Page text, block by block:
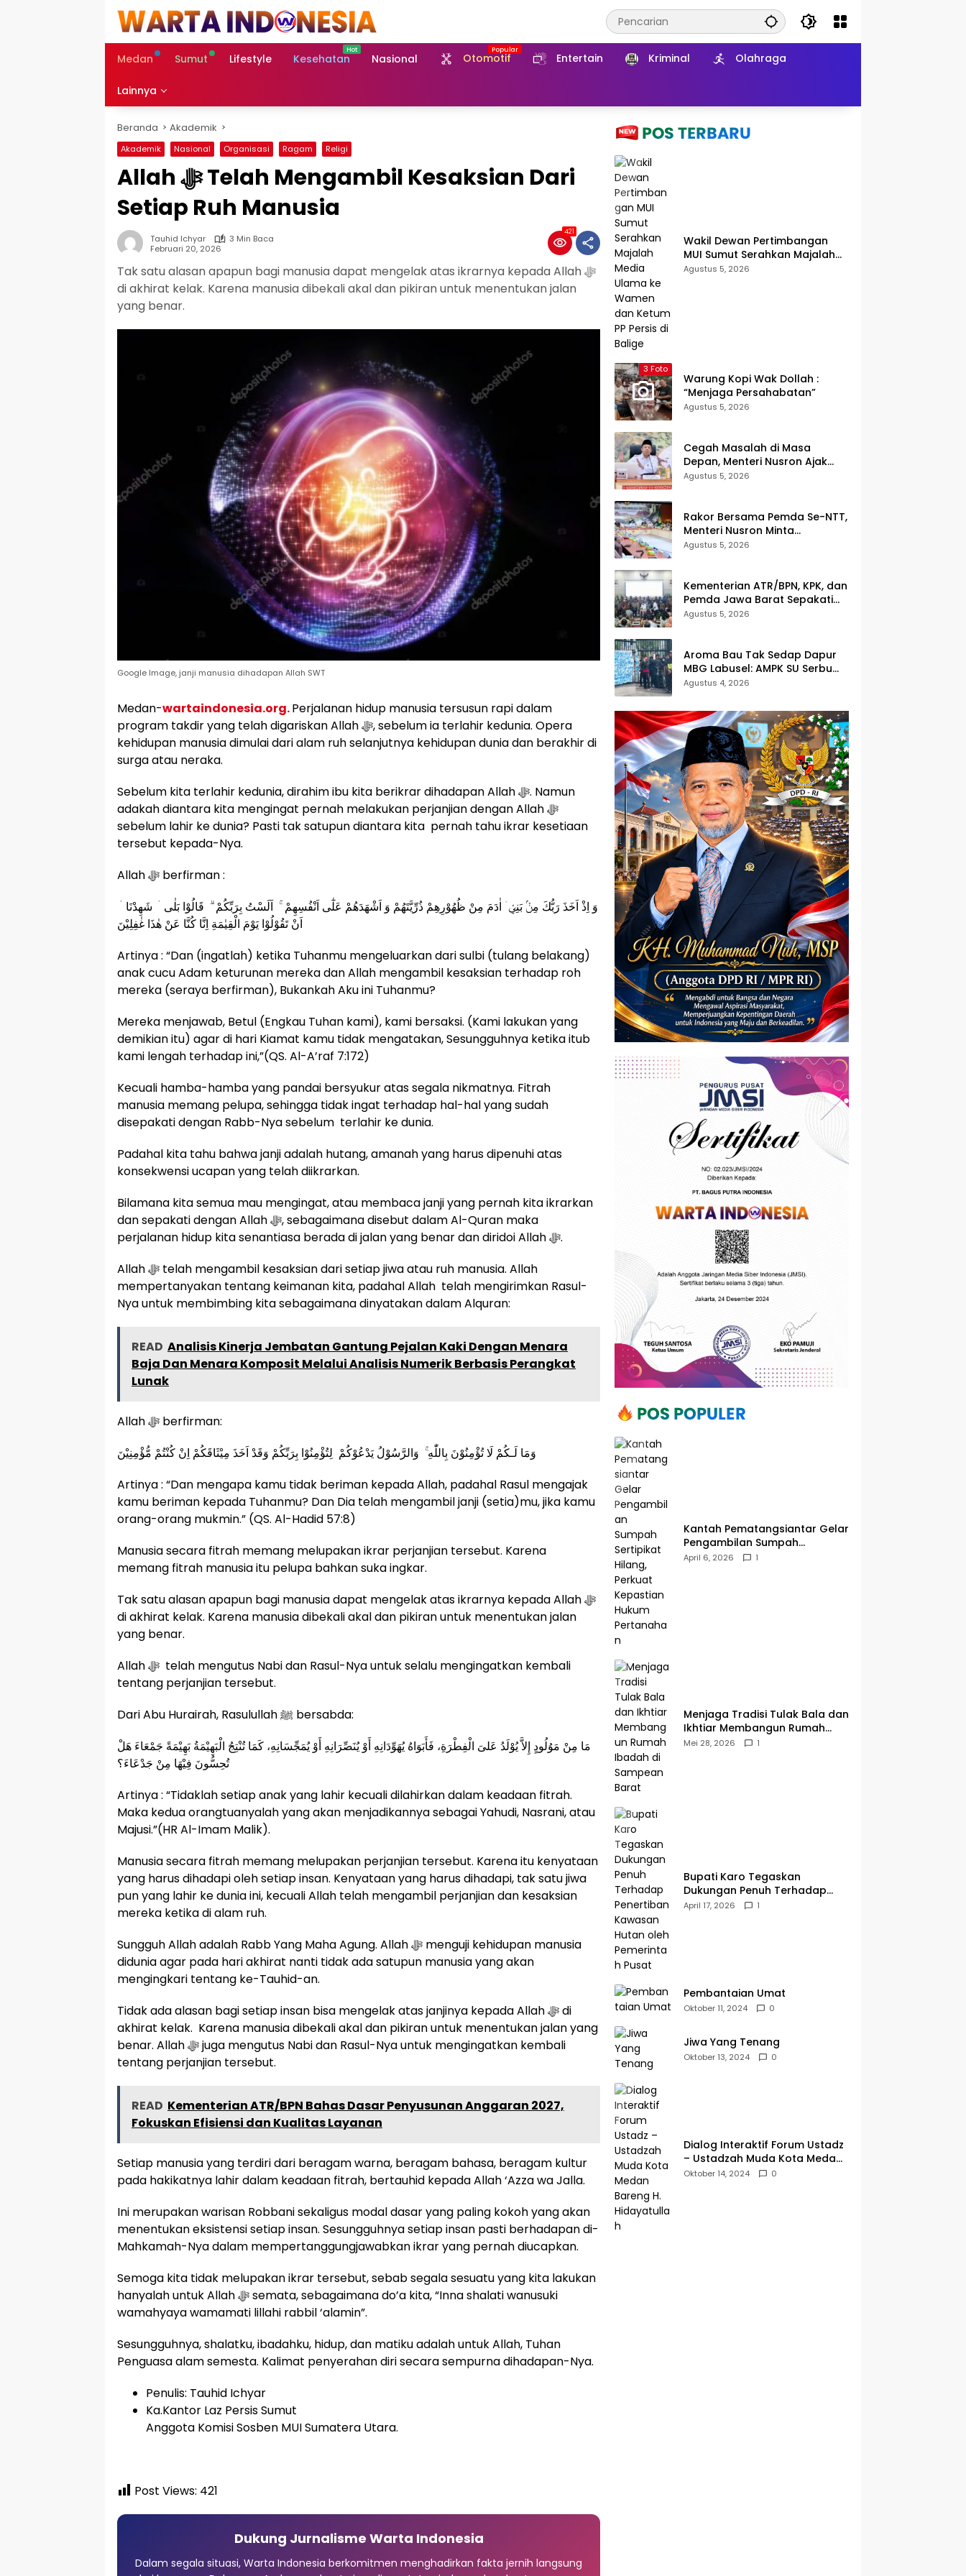
Medan
Sumut Lifestyle Kesehatan Nasional Otomotif Entertain Kriminal Olahraga
Lainnya
Beranda Akademik
Akademik Nasional Organisasi Ragam Religi
Allah ﷻ Telah Mengambil Kesaksian Dari
Setiap Ruh Manusia
Tauhid Ichyar
3 Min Baca
Februari 20, 2026
421
Tak satu alasan apapun bagi manusia dapat mengelak atas ikrarnya kepada Allah ﷻ
di akhirat kelak. Karena manusia dibekali akal dan pikiran untuk menentukan jalan
yang benar.
Google Image, janji manusia dihadapan Allah SWT
Medan-wartaindonesia.org.Perjalanan hidup manusia tersusun rapi dalam
program takdir yang telah digariskan Allah ﷻ, sebelum ia terlahir kedunia. Opera
kehidupan manusia dimulai dari alam ruh selanjutnya kehidupan dunia dan berakhir di
surga atau neraka.
Sebelum kita terlahir kedunia, dirahim ibu kita berikrar dihadapan Allah ﷻ. Namun
adakah diantara kita mengingat pernah melakukan perjanjian dengan Allah ﷻ
sebelum lahir ke dunia? Pasti tak satupun diantara kita pernah tahu ikrar kesetiaan
tersebut kepada-Nya.
Allah ﷻ berfirman :
وَ اِذْ اَخَذَ رَبُّكَ مِنْۢ بَنِيْۤ اٰدَمَ مِنْ ظُهُوْرِهِمْ ذُرِّيَّتَهُمْ وَ اَشْهَدَهُمْ عَلٰٓى اَنْفُسِهِمْ ۚ اَلَسْتُ بِرَبِّكُمْ ۗ قَالُوْا بَلٰى ۛ شَهِدْنَا ۛ
اَنْ تَقُوْلُوْا يَوْمَ الْقِيٰمَةِ اِنَّا كُنَّا عَنْ هٰذَا غٰفِلِيْنَ
Artinya : “Dan (ingatlah) ketika Tuhanmu mengeluarkan dari sulbi (tulang belakang)
anak cucu Adam keturunan mereka dan Allah mengambil kesaksian terhadap roh
mereka (seraya berfirman), Bukankah Aku ini Tuhanmu?
Mereka menjawab, Betul (Engkau Tuhan kami), kami bersaksi. (Kami lakukan yang
demikian itu) agar di hari Kiamat kamu tidak mengatakan, Sesungguhnya ketika itub
kami lengah terhadap ini,”(QS. Al-A’raf 7:172)
Kecuali hamba-hamba yang pandai bersyukur atas segala nikmatnya. Fitrah
manusia memang pelupa, sehingga tidak ingat terhadap hal-hal yang sudah
disepakati dengan Rabb-Nya sebelum terlahir ke dunia.
Padahal kita tahu bahwa janji adalah hutang, amanah yang harus dipenuhi atas
konsekwensi ucapan yang telah diikrarkan.
Bilamana kita semua mau mengingat, atau membaca janji yang pernah kita ikrarkan
dan sepakati dengan Allah ﷻ, sebagaimana disebut dalam Al-Quran maka
perjalanan hidup kita senantiasa berada di jalan yang benar dan diridoi Allah ﷻ.
Allah ﷻ telah mengambil kesaksian dari setiap jiwa atau ruh manusia. Allah
mempertanyakan tentang keimanan kita, padahal Allah telah mengirimkan Rasul-
Nya untuk membimbing kita sebagaimana dinyatakan dalam Alquran:
READ Analisis Kinerja Jembatan Gantung Pejalan Kaki Dengan Menara
Baja Dan Menara Komposit Melalui Analisis Numerik Berbasis Perangkat
Lunak
Allah ﷻ berfirman:
وَمَا لَـكُمْ لَا تُؤْمِنُوْنَ بِاللّٰهِ ۚ وَالرَّسُوْلُ يَدْعُوْكُمْ لِتُؤْمِنُوْا بِرَبِّكُمْ وَقَدْ اَخَذَ مِيْثَاقَكُمْ اِنْ كُنْتُمْ مُّؤْمِنِيْنَ
Artinya : “Dan mengapa kamu tidak beriman kepada Allah, padahal Rasul mengajak
kamu beriman kepada Tuhanmu? Dan Dia telah mengambil janji (setia)mu, jika kamu
orang-orang mukmin.” (QS. Al-Hadid 57:8)
Manusia secara fitrah memang melupakan ikrar perjanjian tersebut. Karena
memang fitrah manusia itu pelupa bahkan suka ingkar.
Tak satu alasan apapun bagi manusia dapat mengelak atas ikrarnya kepada Allah ﷻ
di akhirat kelak. Karena manusia dibekali akal dan pikiran untuk menentukan jalan
yang benar.
Allah ﷻ telah mengutus Nabi dan Rasul-Nya untuk selalu mengingatkan kembali
tentang perjanjian tersebut.
Dari Abu Hurairah, Rasulullah ﷺ bersabda:
مَا مِنْ مَوُلُودٍ إِلاَّ يُوْلَدُ عَلىَ الْفِطْرَةِ، فَأَبَوَاهُ يُهَوِّدَانِهِ أَوْ يُنَصِّرَانِهِ أَوْ يُمَجِّسَانِهِ، كَمَا تُنْتِجُ الْبَهِيْمَةُ بَهِيْمَةً جَمْعَاءَ هَلْ
تُحِسُّونَ فِيْهَا مِنْ جَدْعَاءَ؟
Artinya : “Tidaklah setiap anak yang lahir kecuali dilahirkan dalam keadaan fitrah.
Maka kedua orangtuanyalah yang akan menjadikannya sebagai Yahudi, Nasrani, atau
Majusi.”(HR Al-Imam Malik).
Manusia secara fitrah memang melupakan perjanjian tersebut. Karena itu kenyataan
yang harus dihadapi oleh setiap insan. Kenyataan yang harus dihadapi, tak satu jiwa
pun yang lahir ke dunia ini, kecuali Allah telah mengambil perjanjian dan kesaksian
mereka ketika di alam ruh.
Sungguh Allah adalah Rabb Yang Maha Agung. Allah ﷻ menguji kehidupan manusia
didunia agar pada hari akhirat nanti tidak ada satupun manusia yang akan
mengingkari tentang ke-Tauhid-an.
Tidak ada alasan bagi setiap insan bisa mengelak atas janjinya kepada Allah ﷻ di
akhirat kelak. Karena manusia dibekali akal dan pikiran untuk menentukan jalan yang
benar. Allah ﷻ juga mengutus Nabi dan Rasul-Nya untuk mengingatkan kembali
tentang perjanjian tersebut.
READ Kementerian ATR/BPN Bahas Dasar Penyusunan Anggaran 2027,
Fokuskan Efisiensi dan Kualitas Layanan
Setiap manusia yang terdiri dari beragam warna, beragam bahasa, beragam kultur
pada hakikatnya lahir dalam keadaan fitrah, bertauhid kepada Allah ‘Azza wa Jalla.
Ini merupakan warisan Robbani sekaligus modal dasar yang paling kokoh yang akan
menentukan eksistensi setiap insan. Sesungguhnya setiap insan pasti berhadapan di-
Mahkamah-Nya dalam mempertanggungjawabkan ikrar yang pernah diucapkan.
Semoga kita tidak melupakan ikrar tersebut, sebab segala sesuatu yang kita lakukan
hanyalah untuk Allah ﷻ semata, sebagaimana do’a kita, “Inna shalati wanusuki
wamahyaya wamamati lillahi rabbil ‘alamin”.
Sesungguhnya, shalatku, ibadahku, hidup, dan matiku adalah untuk Allah, Tuhan
Penguasa alam semesta. Kalimat penyerahan diri secara sempurna dihadapan-Nya.
Penulis: Tauhid Ichyar
Ka.Kantor Laz Persis Sumut
Anggota Komisi Sosben MUI Sumatera Utara.
Post Views: 421
Dukung Jurnalisme Warta Indonesia
Dalam segala situasi, Warta Indonesia berkomitmen menghadirkan fakta jernih langsung
Wakil Dewan Pertimbangan
MUI Sumut Serahkan Majalah
Media Ulama ke Wamen dan
Agustus 5, 2026
3 Foto
Warung Kopi Wak Dollah :
“Menjaga Persahabatan”
Agustus 5, 2026
Cegah Masalah di Masa
Depan, Menteri Nusron Ajak
Pemda Percepat Sertipikasi
Agustus 5, 2026
Rakor Bersama Pemda Se-NTT,
Menteri Nusron Minta
Dukungan Kepala Daerah
Agustus 5, 2026
Kementerian ATR/BPN, KPK, dan
Pemda Jawa Barat Sepakati
Kerja Sama dalam Upaya
Agustus 5, 2026
Aroma Bau Tak Sedap Dapur
MBG Labusel: AMPK SU Serbu
Kejati Sumut, Desak Usut
Ilegal
Agustus 4, 2026
Kantah Pematangsiantar Gelar
Pengambilan Sumpah
Sertipikat Hilang, Perkuat
April 6, 2026 1
Menjaga Tradisi Tulak Bala dan
Ikhtiar Membangun Rumah
Ibadah di Sampean Barat
Mei 28, 2026 1
Bupati Karo Tegaskan
Dukungan Penuh Terhadap
Penertiban Kawasan Hutan
April 17, 2026 1
Pembantaian Umat
Oktober 11, 2024 0
Jiwa Yang Tenang
Oktober 13, 2024 0
Dialog Interaktif Forum Ustadz
– Ustadzah Muda Kota Medan
Bareng H. Hidayatullah
Oktober 14, 2024 0